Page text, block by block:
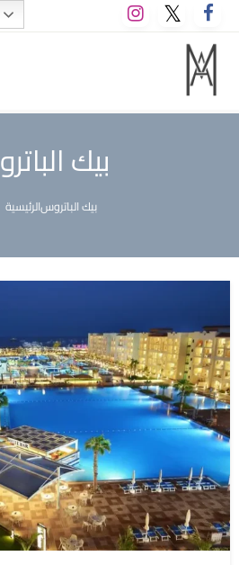
التخطي
إلى
المحتوى
M A hotels | إم ايه هوتيلز
الموقع الأول للعاملين في الفنادق
بيك
الرئيسيةبيك الباتروس